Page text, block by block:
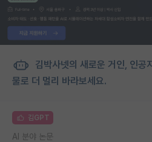
김박사넷의 새로운 거인, 인공
물로 더 멀리 바라보세요.
김GPT
AI 분야 논문